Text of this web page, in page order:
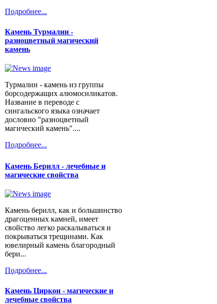
Подробнее...
Камень Турмалин -
разноцветный магический
камень
Турмалин - камень из группы
борсодержащих алюмосиликатов.
Название в переводе с
сингальского языка означает
дословно "разноцветный
магический камень"....
Подробнее...
Камень Берилл - лечебные и
магические свойства
Камень берилл, как и большинство
драгоценных камней, имеет
свойство легко раскалываться и
покрываться трещинами. Как
ювелирный камень благородный
бери...
Подробнее...
Камень Циркон - магические и
лечебные свойства